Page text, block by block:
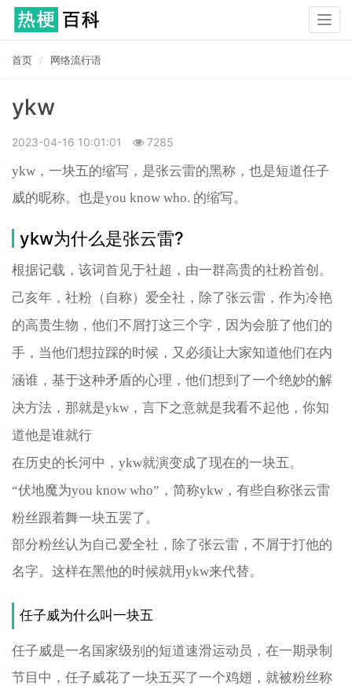
首页 网络流行语
ykw
2023-04-16 10:01:01 7285
ykw，一块五的缩写，是张‌‌‌‌云雷的黑称，也是短道任子
威的昵称。也是you know who. 的缩写。
ykw为什么是张云雷?
根据记载，该词首见于社超，由一群高贵的社粉首创。
己亥年，社粉（自称）爱全社，除了张云雷，作为冷艳
的高贵生物，他们不屑打这三个字，因为会脏了他们的
手，当他们想拉踩的时候，又必须让大家知道他们在内
涵谁，基于这种矛盾的心理，他们想到了一个绝妙的解
决方法，那就是ykw，言下之意就是我看不起他，你知
道他是谁就行
在历史的长河中，ykw就演变成了现在的一块五。
“伏地魔为you know who”，简称ykw，有些自称张云雷
粉丝跟着舞一块五罢了。
部分粉丝认为自己爱全社，除了张云雷，不屑于打他的
名字。这样在黑他的时候就用ykw来代替。
任子威为什么叫一块五
任子威是一名国家级别的短道速滑运动员，在一期录制
节目中，任子威花了一块五买了一个鸡翅，就被粉丝称